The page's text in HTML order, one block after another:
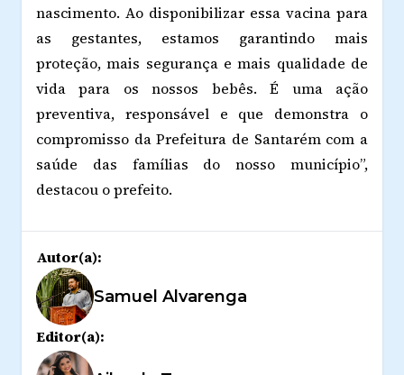
nascimento. Ao disponibilizar essa vacina para
as gestantes, estamos garantindo mais
proteção, mais segurança e mais qualidade de
vida para os nossos bebês. É uma ação
preventiva, responsável e que demonstra o
compromisso da Prefeitura de Santarém com a
saúde das famílias do nosso município”,
destacou o prefeito.
Autor(a):
Samuel Alvarenga
Editor(a):